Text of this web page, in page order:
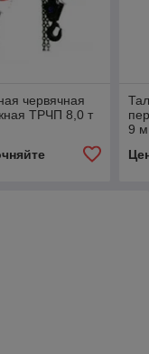
червячная
ТРЧП 8,0 т
9